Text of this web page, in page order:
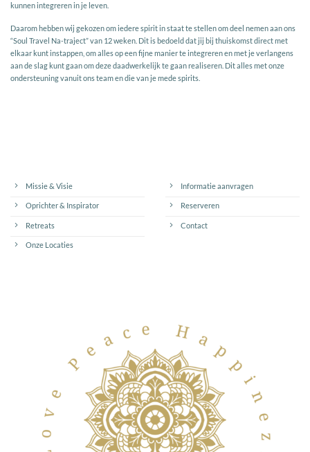
kunnen integreren in je leven.
Daarom hebben wij gekozen om iedere spirit in staat te stellen om deel nemen aan ons
“Soul Travel Na-traject” van 12 weken. Dit is bedoeld dat jij bij thuiskomst direct met
elkaar kunt instappen, om alles op een fijne manier te integreren en met je verlangens
aan de slag kunt gaan om deze daadwerkelijk te gaan realiseren. Dit alles met onze
ondersteuning vanuit ons team en die van je mede spirits.
Missie & Visie
Oprichter & Inspirator
Retreats
Onze Locaties
Informatie aanvragen
Reserveren
Contact